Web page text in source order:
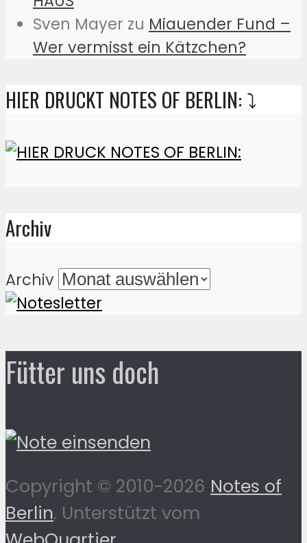
Sven Mayer zu Miauender Fund –
Wer vermisst ein Kätzchen?
HIER DRUCKT NOTES OF BERLIN: ⤵️
Archiv
Archiv
Fütter uns doch
Copyright © 2010-2026 Notes of
Berlin. Unterstützt vom